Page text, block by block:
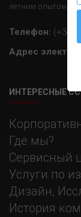
летним опытом
Телефон: (+34)
Адрес
ИНТЕРЕСНЫЕ
Где мы?
Сервисный
Услуги по
Дизайн,
История